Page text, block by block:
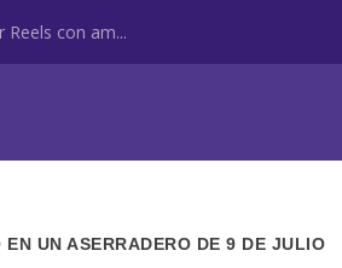
con am...
UN ASERRADERO DE 9 DE JULIO